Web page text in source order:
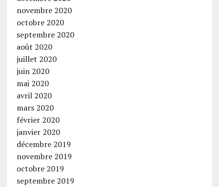
novembre 2020
octobre 2020
septembre 2020
août 2020
juillet 2020
juin 2020
mai 2020
avril 2020
mars 2020
février 2020
janvier 2020
décembre 2019
novembre 2019
octobre 2019
septembre 2019